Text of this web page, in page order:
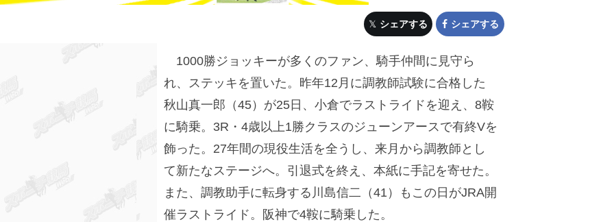
シェアする シェアする
1000勝ジョッキーが多くのファン、騎手仲間に見守ら
れ、ステッキを置いた。昨年12月に調教師試験に合格した
秋山真一郎（45）が25日、小倉でラストライドを迎え、8鞍
に騎乗。3R・4歳以上1勝クラスのジューンアースで有終Vを
飾った。27年間の現役生活を全うし、来月から調教師とし
て新たなステージへ。引退式を終え、本紙に手記を寄せた。
また、調教助手に転身する川島信二（41）もこの日がJRA開
催ラストライド。阪神で4鞍に騎乗した。